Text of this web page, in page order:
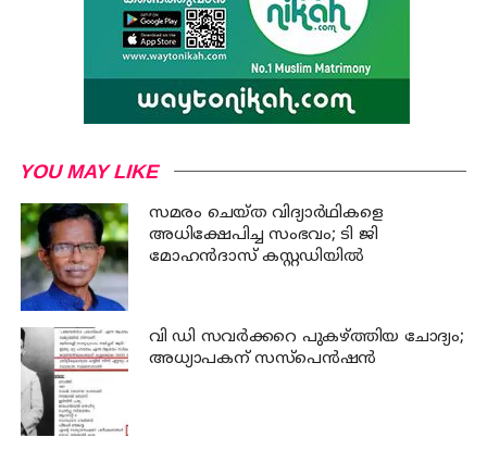
YOU MAY LIKE
സമരം ചെയ്ത വിദ്യാര്‍ഥികളെ
അധിക്ഷേപിച്ച സംഭവം; ടി ജി
മോഹന്‍ദാസ് കസ്റ്റഡിയിൽ
വി ഡി സവര്‍ക്കറെ പുകഴ്ത്തിയ ചോദ്യം;
അധ്യാപകന് സസ്പെന്‍ഷന്‍